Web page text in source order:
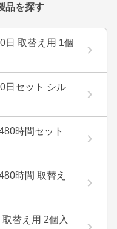
品を探す
日 取替え用 1個
日セット シル
時間セット
時間 取替え
替え用 2個入